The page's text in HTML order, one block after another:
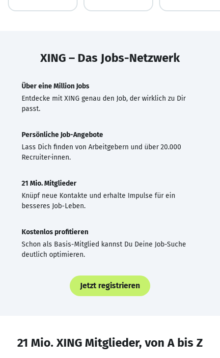
XING – Das Jobs-Netzwerk
Über eine Million Jobs
Entdecke mit XING genau den Job, der wirklich zu Dir
passt.
Persönliche Job-Angebote
Lass Dich finden von Arbeitgebern und über 20.000
Recruiter·innen.
21 Mio. Mitglieder
Knüpf neue Kontakte und erhalte Impulse für ein
besseres Job-Leben.
Kostenlos profitieren
Schon als Basis-Mitglied kannst Du Deine Job-Suche
deutlich optimieren.
Jetzt registrieren
21 Mio. XING Mitglieder, von A bis Z